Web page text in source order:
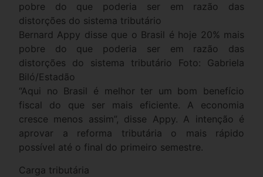
pobre do que poderia ser em razão das
distorções do sistema tributário
Bernard Appy disse que o Brasil é hoje 20% mais
pobre do que poderia ser em razão das
distorções do sistema tributário Foto: Gabriela
Biló/Estadão
“Aqui no Brasil é melhor ter um bom benefício
fiscal do que ser mais eficiente. A economia
cresce menos assim”, disse Appy. A intenção é
aprovar a reforma tributária o mais rápido
possível até o final do primeiro semestre.
Carga tributária